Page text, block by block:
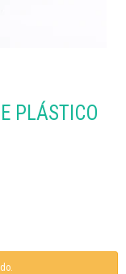
PLÁSTICO